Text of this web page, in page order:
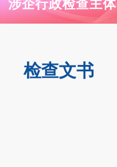
涉企行政检查主体
检查文书